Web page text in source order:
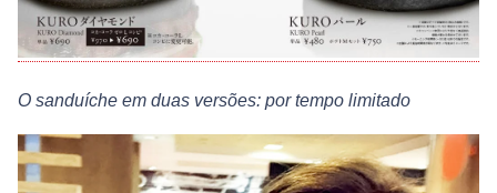
O sanduíche em duas versões: por tempo limitado